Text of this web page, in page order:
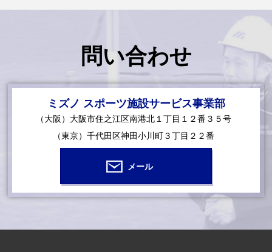
問い合わせ
ミズノ スポーツ施設サービス事業部
（大阪）大阪市住之江区南港北１丁目１２番３５号
（東京）千代田区神田小川町３丁目２２番
メール